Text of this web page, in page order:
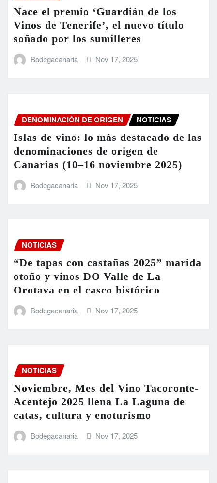
Nace el premio ‘Guardián de los
Vinos de Tenerife’, el nuevo título
soñado por los sumilleres
Bodegacanaria Nov 17, 2025
DENOMINACIÓN DE ORIGEN NOTICIAS
Islas de vino: lo más destacado de las
denominaciones de origen de
Canarias (10–16 noviembre 2025)
Bodegacanaria Nov 17, 2025
NOTICIAS
“De tapas con castañas 2025” marida
otoño y vinos DO Valle de La
Orotava en el casco histórico
Bodegacanaria Nov 17, 2025
NOTICIAS
Noviembre, Mes del Vino Tacoronte-
Acentejo 2025 llena La Laguna de
catas, cultura y enoturismo
Bodegacanaria Nov 17, 2025